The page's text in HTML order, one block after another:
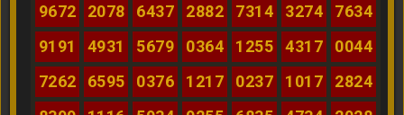
9672
2078 6437 2882 7314 3274
7634
9191
4931 5679 0364 1255 4317
0044
7262
6595 0376 1217 0237 1017
2824